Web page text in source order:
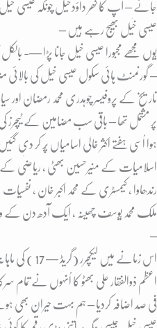
جائے – آپ کا گھر داؤدخیل چونکہ عیسی
عیسی خٰیل بھیج رہے ہیں –
یُوں مجھے مجبورا عیسی خیل جانا پڑا —-
– گورنمنٹ ہائی سکول عیسی خیل کی بالائی
تاریخ کے پروفیسر چوہدری محمد رمضان
پر مشتمل تھا – باقی سب مضامین کے ٹیچرز
ہوا اُسی ہفتے اکثر خالی اسامیاں پُر کر
اسلامیات کے منیرحسین بھٹی ، ریاضٰی کے
رندھاوا ، کیمسٹری کے محمد اکبر خان ،
ملک محمد یُوسف چھینہ ، ایک آدھ دن
–
فی صد اضافہ کردیا – ہم بہت حیران بھی